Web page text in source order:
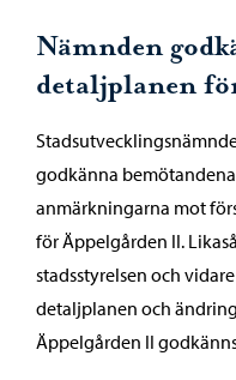
Nämnden
detaljplanen
godkänna
anmärkningarna mot
för Äppelgården II.
stadsstyrelsen och
detaljplanen och
Äppelgården II